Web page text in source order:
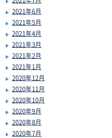
2021年6月
2021年5月
2021年4月
2021年3月
2021年2月
2021年1月
2020年12月
2020年11月
2020年10月
2020年9月
2020年8月
2020年7月